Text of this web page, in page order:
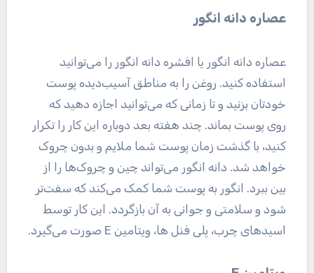
عصاره دانه انگور
عصاره دانه انگور یا افشره دانه انگور را می‌توانید
استفاده کنید. روغن را به مناطق آسیب‌دیده پوست
خودتان بزنید و تا زمانی که می‌توانید اجازه دهید که
روی پوست بماند. چند هفته بعد دوباره این کار را تکرار
کنید، با گذشت زمان پوست شما ملایم و بدون چروک
خواهد شد. دانه انگور می‌تواند چین و چروک‌ها را از
بین ببرد. انگور به پوست شما کمک می‌کند که سفت‌تر
شود و سلامتی و جوانی به آن بازگردد. این کار توسط
اسید‌های چرب، پلی فنل ها، ویتامین E صورت می‌گیرد.